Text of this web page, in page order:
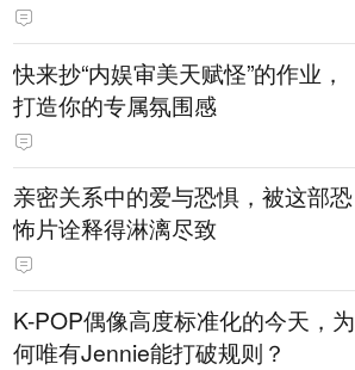
快来抄“内娱审美天赋怪”的作业，
打造你的专属氛围感
亲密关系中的爱与恐惧，被这部恐
怖片诠释得淋漓尽致
K-POP偶像高度标准化的今天，为
何唯有Jennie能打破规则？